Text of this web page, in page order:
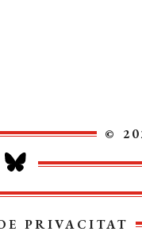
©
PRIVACITAT